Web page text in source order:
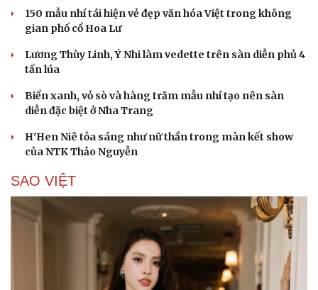
Cải chính
150 mẫu nhí tái hiện vẻ đẹp văn hóa Việt trong không
gian phố cổ Hoa Lư
Lương Thùy Linh, Ý Nhi làm vedette trên sàn diễn phủ 4
tấn lúa
Biển xanh, vỏ sò và hàng trăm mẫu nhí tạo nên sàn
diễn đặc biệt ở Nha Trang
H'Hen Niê tỏa sáng như nữ thần trong màn kết show
của NTK Thảo Nguyễn
SAO VIỆT